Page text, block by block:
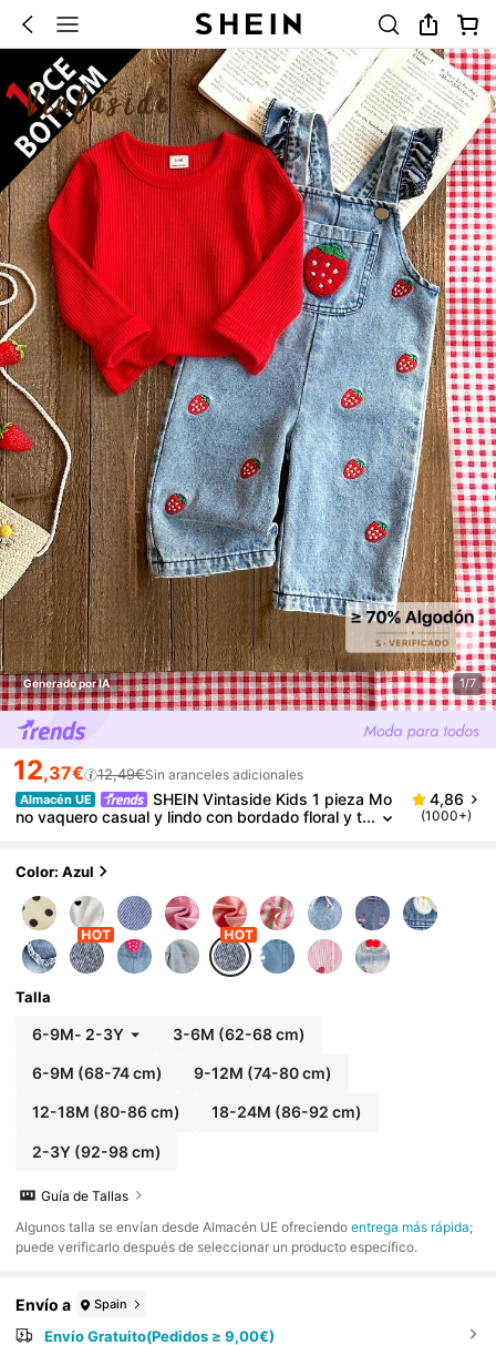
Generado por IA 1/7
12,37€ 12,49€Sin aranceles adicionales
Almacén UE
SHEIN Vintaside Kids 1 pieza Mo
no vaquero casual y lindo con bordado floral y t
4,86
(1000+)
Color: Azul
Talla
6-9M- 2-3Y 3-6M (62-68 cm)
6-9M (68-74 cm) 9-12M (74-80 cm)
12-18M (80-86 cm) 18-24M (86-92 cm)
2-3Y(92-98 cm)
Guía de Tallas
​Algunos talla se envían desde Almacén UE ofreciendoentrega más rápida;
puede verificarlo después de seleccionar un producto específico.
Envío a Spain
Envío Gratuito(Pedidos ≥ 9,00€)